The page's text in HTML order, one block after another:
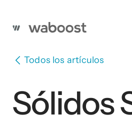
Todos los artículos
Sólidos